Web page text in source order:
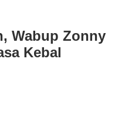
Wabup Zonny
Kebal